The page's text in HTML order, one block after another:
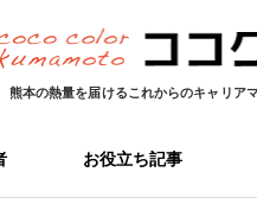
熊本の熱量を届けるこれからのキャリア
お役立ち記事